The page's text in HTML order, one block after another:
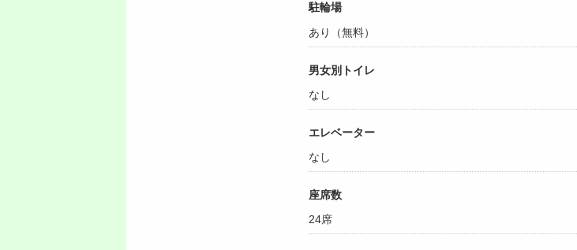
駐輪場
あり（無料）
男女別トイレ
なし
エレベーター
なし
座席数
24席